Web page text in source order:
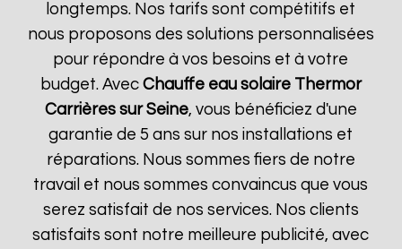
longtemps. Nos tarifs sont compétitifs et
nous proposons des solutions personnalisées
pour répondre à vos besoins et à votre
budget. Avec Chauffe eau solaire Thermor
Carrières sur Seine, vous bénéficiez d'une
garantie de 5 ans sur nos installations et
réparations. Nous sommes fiers de notre
travail et nous sommes convaincus que vous
serez satisfait de nos services. Nos clients
satisfaits sont notre meilleure publicité, avec